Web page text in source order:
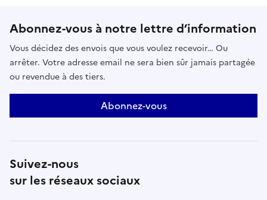
Abonnez-vous à notre lettre d’information
Vous décidez des envois que vous voulez recevoir… Ou
arrêter. Votre adresse email ne sera bien sûr jamais partagée
ou revendue à des tiers.
Abonnez-vous
Suivez-nous
sur les réseaux sociaux